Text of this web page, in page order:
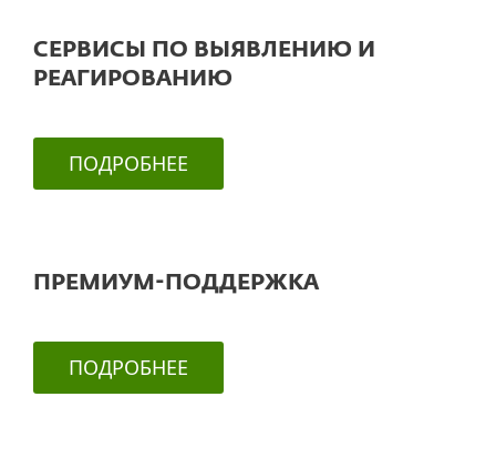
СЕРВИСЫ ПО ВЫЯВЛЕНИЮ И
РЕАГИРОВАНИЮ
ПОДРОБНЕЕ
ПРЕМИУМ-ПОДДЕРЖКА
ПОДРОБНЕЕ